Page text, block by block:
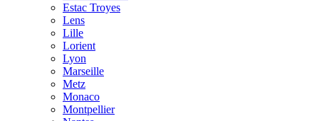
Estac Troyes
Lens
Lille
Lorient
Lyon
Marseille
Metz
Monaco
Montpellier